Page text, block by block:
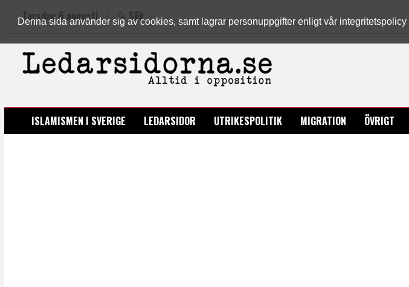
Denna sida använder sig av cookies, samt lagrar personuppgifter enligt vår integritetspolicy
Torsdag 6 augusti Sök
LEDARSIDORNA.SE
ISLAMISMEN I SVERIGE LEDARSIDOR UTRIKESPOLITIK MIGRATION ÖVRIGT